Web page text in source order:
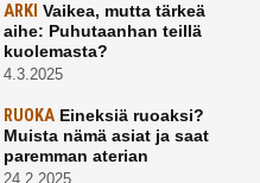
ARKI Vaikea, mutta tärkeä
aihe: Puhutaanhan teillä
kuolemasta?
4.3.2025
RUOKAEineksiä ruoaksi?
Muista nämä asiat ja saat
paremman aterian
24.2.2025